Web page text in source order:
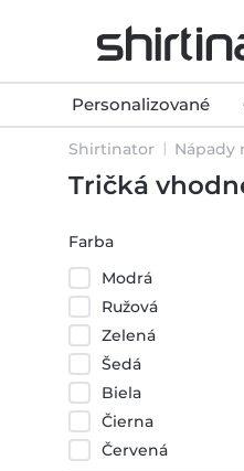
Personalizované
Shirtinator Nápady
Tričká
Farba
Modrá
Ružová
Zelená
Šedá
Biela
Čierna
Červená